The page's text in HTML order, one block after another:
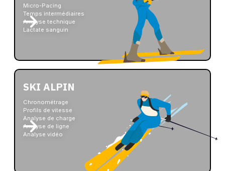
Micro-Pacing
Temps intermédiaires
Analyse technique
Lactate sanguin
SKI ALPIN
Chronométrage
Profils de vitesse
Analyse de charge
Analyse de ligne
Analyse vidéo